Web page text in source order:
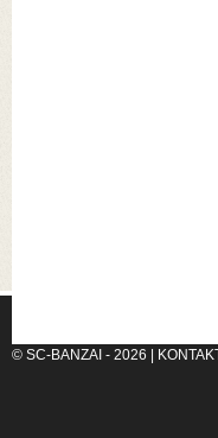
© SC-BANZAI - 2026 |